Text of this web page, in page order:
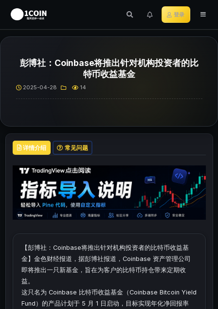
登录
彭博社：Coinbase将推出针对机构投资者的比
特币收益基金
2025-04-28 14
详情介绍 常见问题
【彭博社：Coinbase将推出针对机构投资者的比特币收益基
金】金色财经报道，据彭博社报道，Coinbase 资产管理公司
即将推出一只新基金，旨在为客户的比特币持仓带来定期收
益。
这只名为 Coinbase 比特币收益基金（Coinbase Bitcoin Yield
Fund）的产品计划于 5 月 1 日启动，目标实现年化净回报率